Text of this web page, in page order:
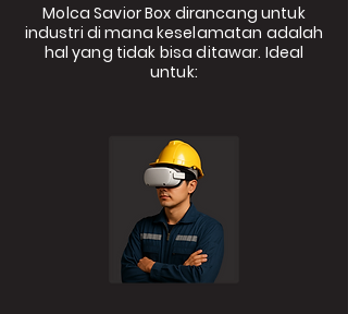
Molca Savior Box dirancang untuk
industri di mana keselamatan adalah
hal yang tidak bisa ditawar. Ideal
untuk: